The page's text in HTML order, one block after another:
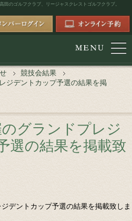
田のゴルフクラブ、 リージャスクレストゴルフクラブ。
競技会結果
ジデントカップ予選の結果を掲
グランドプレジ
選の結果を掲載致
デントカップ予選の結果を掲載致しま